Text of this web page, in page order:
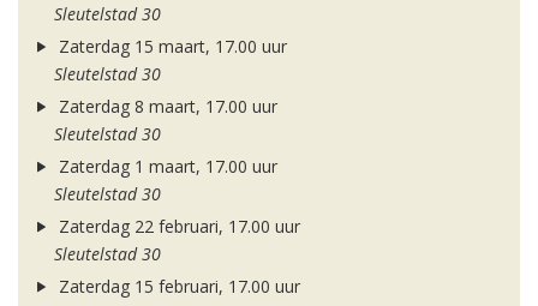
Sleutelstad 30
Zaterdag 15 maart, 17.00 uur
Sleutelstad 30
Zaterdag 8 maart, 17.00 uur
Sleutelstad 30
Zaterdag 1 maart, 17.00 uur
Sleutelstad 30
Zaterdag 22 februari, 17.00 uur
Sleutelstad 30
Zaterdag 15 februari, 17.00 uur